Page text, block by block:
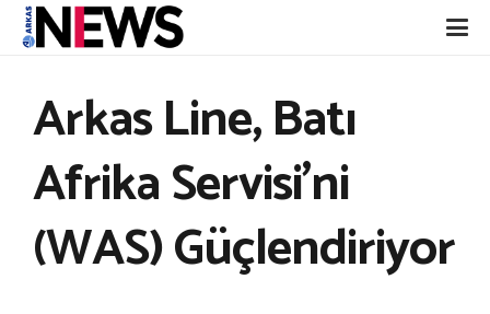
Arkas Line, Batı
Afrika Servisi’ni
(WAS) Güçlendiriyor